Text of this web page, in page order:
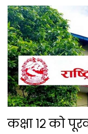
कक्षा १२ को